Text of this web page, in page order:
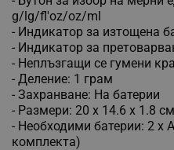
g/lg/fl'oz/oz/ml
- Индикатор за изтощена
- Индикатор за
- Неплъзгащи се гумени
- Деление: 1 грам
- Захранване: На батерии
- Размери: 20 х 14.6 х 1.8 см
- Необходими батерии: 2 х
комплекта)